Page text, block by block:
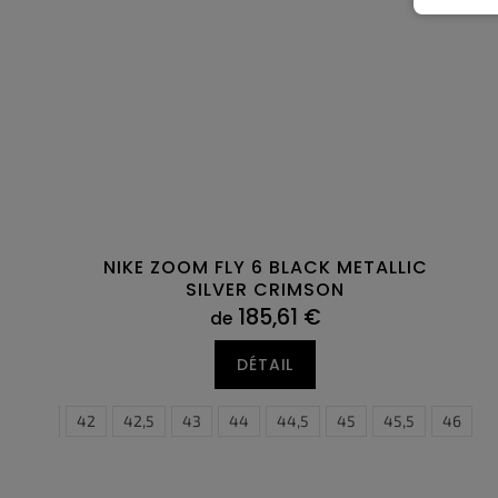
NIKE ZOOM FLY 6 BLACK METALLIC
SILVER CRIMSON
de185,61 €
DÉTAIL
42 42,5 43 44 44,5 45 45,5 46
40,5